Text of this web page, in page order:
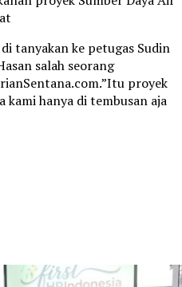
tanyakan ke petugas Sudin
salah seorang
proyek
kami hanya di tembusan aja